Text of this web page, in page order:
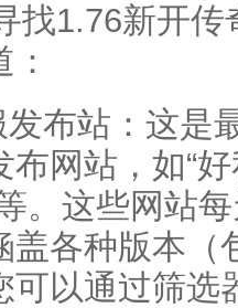
找1.76新开
发布站：这是
布网站，如“
。这些网站
盖各种版本（
可以通过筛选